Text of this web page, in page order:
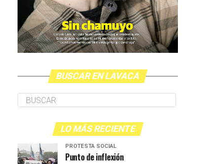
BUSCAR EN LAVACA
LO MÁS RECIENTE
PROTESTA SOCIAL
Punto de inflexión